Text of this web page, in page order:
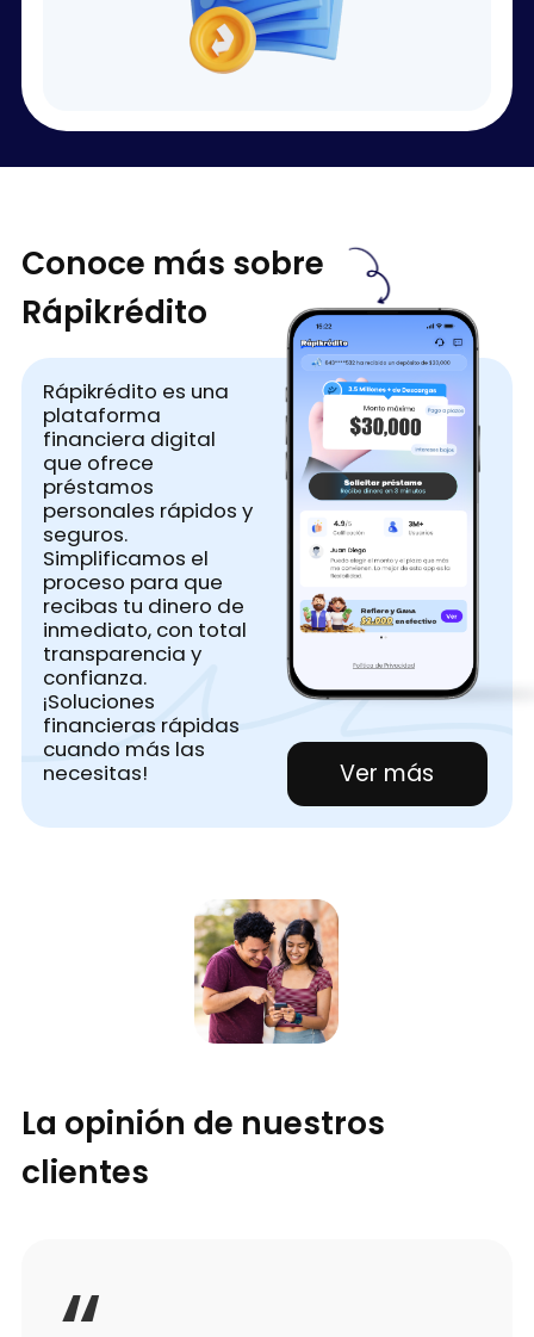
Conoce más sobre
Rápikrédito
Rápikrédito es una
plataforma
financiera digital
que ofrece
préstamos
personales rápidos y
seguros.
Simplificamos el
proceso para que
recibas tu dinero de
inmediato, con total
transparencia y
confianza.
¡Soluciones
financieras rápidas
cuando más las
necesitas!
Ver más
La opinión de nuestros
clientes